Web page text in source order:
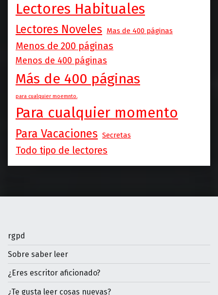
Lectores Habituales
Lectores Noveles Mas de 400 páginas
Menos de 200 páginas
Menos de 400 páginas
Más de 400 páginas
para cualquier moemnto.
Para cualquier momento
Para Vacaciones Secretas
Todo tipo de lectores
rgpd
Sobre saber leer
¿Eres escritor aficionado?
¿Te gusta leer cosas nuevas?